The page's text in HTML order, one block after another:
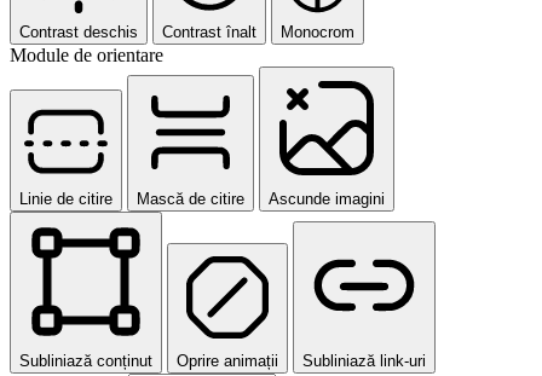
Contrast deschis Contrast înalt Monocrom
Module de orientare
Linie de citire Mască de citire Ascunde imagini
Subliniază conținut Oprire animații Subliniază link-uri